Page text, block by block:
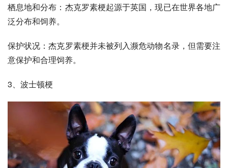
栖息地和分布：杰克罗素梗起源于英国，现已在世界各地广
泛分布和饲养。
保护状况：杰克罗素梗并未被列入濒危动物名录，但需要注
意保护和合理饲养。
3、 波士顿梗